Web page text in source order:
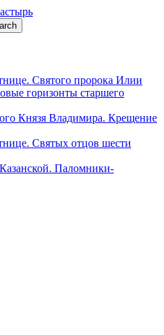
Святого пророка Илии
горизонты старшего
Князя Владимира. Крещение
Святых отцов шести
Паломники-